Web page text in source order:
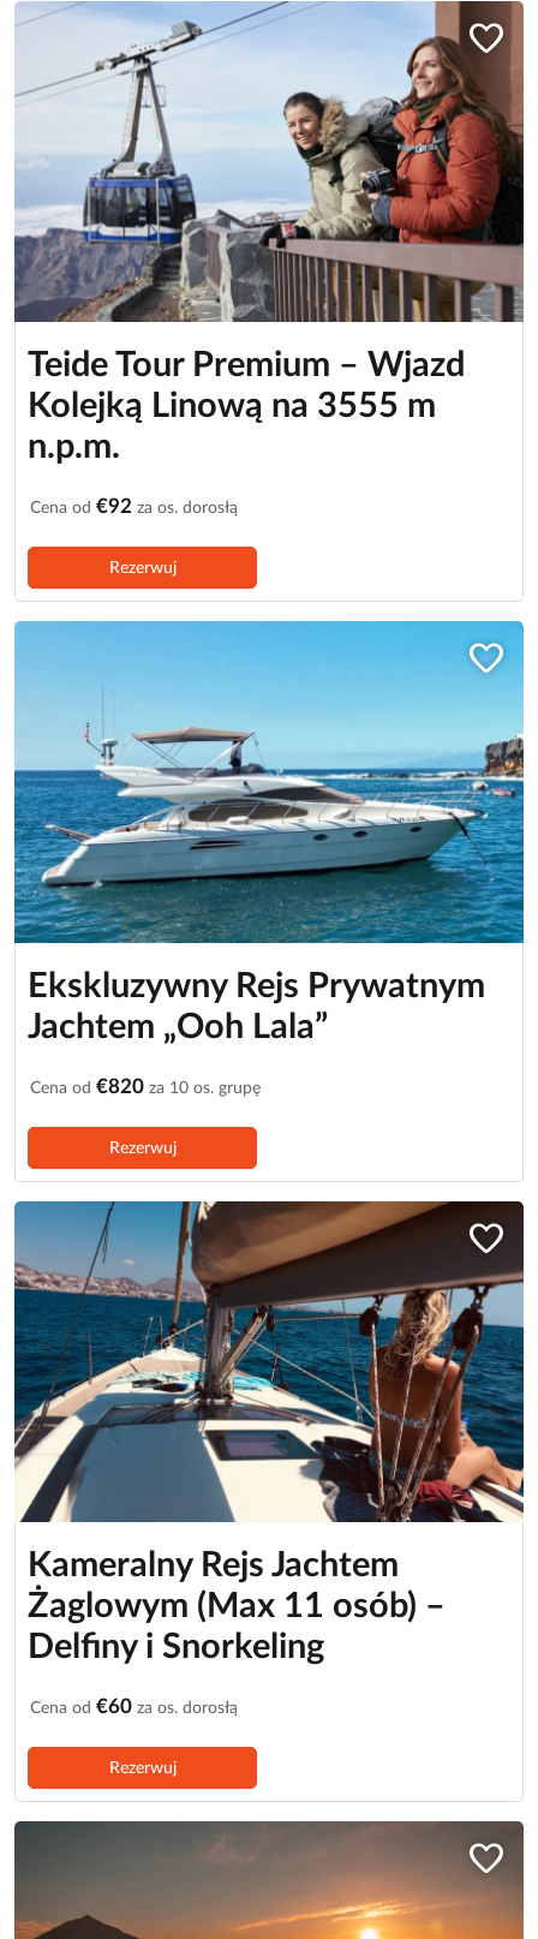
favorite
Teide Tour Premium – Wjazd
Kolejką Linową na 3555 m
n.p.m.
Cena od €92 za os. dorosłą
Rezerwuj
favorite
Ekskluzywny Rejs Prywatnym
Jachtem „Ooh Lala”
Cena od €820 za 10 os. grupę
Rezerwuj
favorite
Kameralny Rejs Jachtem
Żaglowym (Max 11 osób) –
Delfiny i Snorkeling
Cena od €60 za os. dorosłą
Rezerwuj
favorite